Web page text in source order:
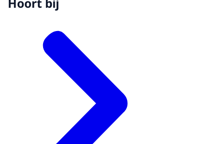
Hoort bij